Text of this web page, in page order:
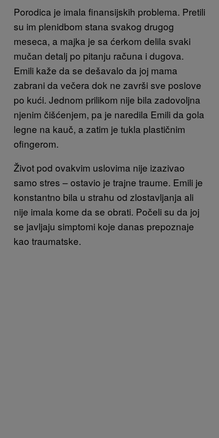
Porodica je imala finansijskih problema. Pretili
su im plenidbom stana svakog drugog
meseca, a majka je sa ćerkom delila svaki
mučan detalj po pitanju računa i dugova.
Emili kaže da se dešavalo da joj mama
zabrani da večera dok ne završi sve poslove
po kući. Jednom prilikom nije bila zadovoljna
njenim čišćenjem, pa je naredila Emili da gola
legne na kauč, a zatim je tukla plastičnim
ofingerom.
Život pod ovakvim uslovima nije izazivao
samo stres – ostavio je trajne traume. Emili je
konstantno bila u strahu od zlostavljanja ali
nije imala kome da se obrati. Počeli su da joj
se javljaju simptomi koje danas prepoznaje
kao traumatske.